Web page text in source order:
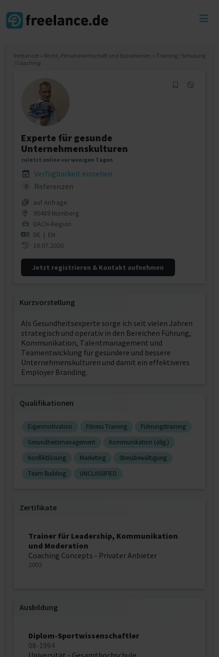
freelancer » Recht, Personalwirtschaft und Sozialwesen » Training / Schulung
/ Coaching
Experte für gesunde
Unternehmenskulturen
zuletzt online vor wenigen Tagen
Verfügbarkeit einsehen
0 Referenzen
auf Anfrage
90489 Nürnberg
DACH-Region
DE | EN
16.07.2026
Jetzt registrieren & Kontakt aufnehmen
Kurzvorstellung
Als Gesundheitsexperte sorge ich seit vielen Jahren
strategisch und operativ in den Bereichen Führung,
Kommunikation, Talentmanagement und
Teamentwicklung für gesündere und bessere
Unternehmenskulturen und damit ein effektiveres
Employer Branding.
Qualifikationen
Eigenmotivation Fitness Training
Führungstraining
Gesundheitsmanagement
Kommunikation (allg.)
Konfliktlösung
Marketing
Stressbewältigung
Team Building
UNCLASSIFIED
Zertifikate
Trainer für Leadership, Kommunikation
und Moderation
Coaching Concepts - Privater Anbieter
2003
Ausbildung
Diplom-Sportwissenschaftler
08-1994
Universität - Gesamthochschule